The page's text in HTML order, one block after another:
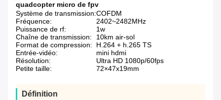
quadcopter micro de fpv
Système de transmission:COFDM
Fréquence:
2402~2482MHz
Puissance de rf:
1w
Chaîne de transmission:
10km air-sol
Format de compression:
H.264 + h.265 TS
Entrée-vidéo:
mini hdmi
Résolution:
Ultra HD 1080p/60fps
Petite taille:
72×47x19mm
Définition